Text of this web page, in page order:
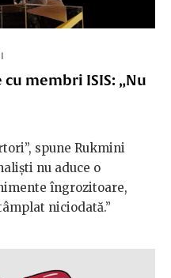
membri ISIS: „Nu
spune Rukmini
nu aduce o
îngrozitoare,
niciodată.”